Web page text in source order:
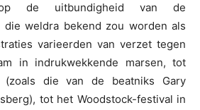
de uitbundigheid van de
die weldra bekend zou worden als
varieerden van verzet tegen
in indrukwekkende marsen, tot
(zoals die van de beatniks Gary
tot het Woodstock-festival in